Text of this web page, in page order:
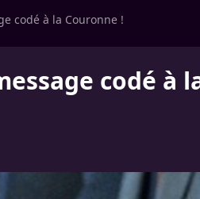
codé à la Couronne !
codé à